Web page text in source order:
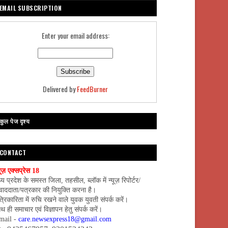
EMAIL SUBSCRIPTION
Enter your email address:
Delivered byFeedBurner
पेज दृश्य
CONTACT
एक्सप्रेस 18
प्रदेश के समस्त जिला, तहसील, ब्लॉक में न्यूज़ रिपोर्टर/
पत्रकार की नियुक्ति करना है।
में रुचि रखने वाले युवक युवती संपर्क करें।
ही समाचार एवं विज्ञापन हेतु संपर्क करें।
- care.newsexpress18@gmail.com